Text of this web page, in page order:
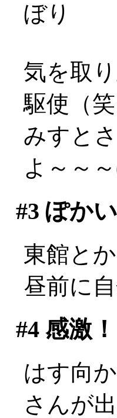
ぼり
気を取
駆使（
みすと
よ～～
#3 ぽか
東館と
昼前に
#4感激！
はす向
さんが